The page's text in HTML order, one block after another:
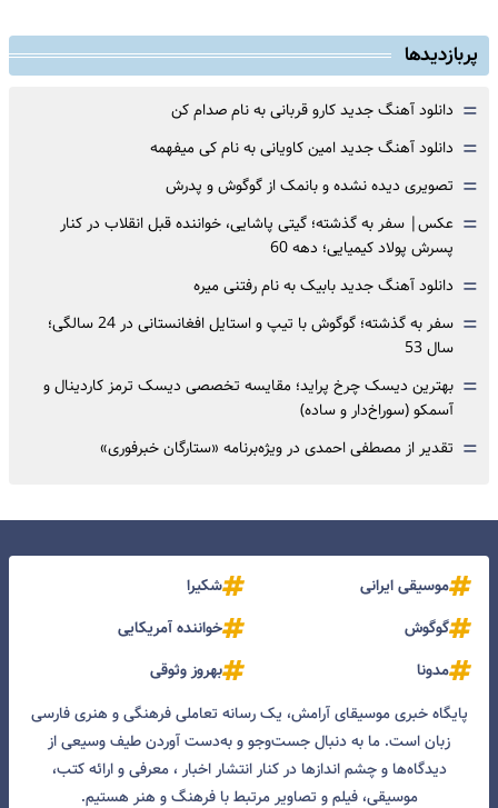
پربازدیدها
= دانلود آهنگ جدید کارو قربانی به نام صدام کن
= دانلود آهنگ جدید امین کاویانی به نام کی میفهمه
= تصویری دیده نشده و بانمک از گوگوش و پدرش
= عکس| سفر به گذشته؛ گیتی پاشایی، خواننده قبل انقلاب در کنار
پسرش پولاد کیمیایی؛ دهه 60
= دانلود آهنگ جدید بابیک به نام رفتنی میره
=
سفر به گذشته؛ گوگوش با تیپ و استایل افغانستانی در 24 سالگی؛
سال 53
= بهترین دیسک چرخ پراید؛ مقایسه تخصصی دیسک ترمز کاردینال و
آسمکو (سوراخ‌دار و ساده)
= تقدیر از مصطفی احمدی در ویژه‌برنامه «ستارگان خبرفوری»
موسیقی ایرانی
شکیرا
گوگوش
خواننده آمریکایی
مدونا
بهروز وثوقی
پایگاه خبری موسیقای آرامش، یک رسانه تعاملی فرهنگی و هنری فارسی
زبان است. ما به دنبال جست‌و‌جو و به‌دست آوردن طیف وسیعی از
دیدگاه‌ها و چشم انداز‌ها در کنار انتشار اخبار ، معرفی و ارائه کتب،
موسیقی، فیلم و تصاویر مرتبط با فرهنگ و هنر هستیم.